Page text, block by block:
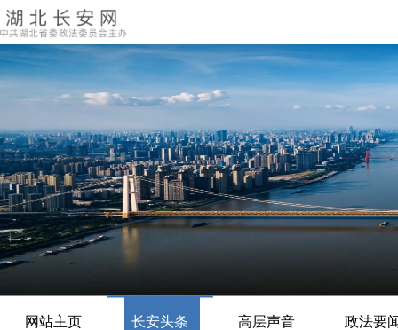
网站主页 长安头条 高层声音 政法要